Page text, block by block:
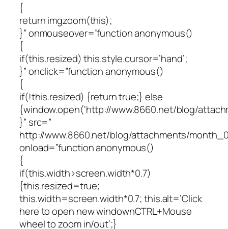
{
return imgzoom(this);
}” onmouseover=”function anonymous()
{
if(this.resized) this.style.cursor=’hand’;
}” onclick=”function anonymous()
{
if(!this.resized) {return true;} else
{window.open(‘http://www.8660.net/blog/
}” src=”
http://www.8660.net/blog/attachments/
onload=”function anonymous()
{
if(this.width>screen.width*0.7)
{this.resized=true;
this.width=screen.width*0.7; this.alt=’Click
here to open new windownCTRL+Mouse
wheel to zoom in/out’;}